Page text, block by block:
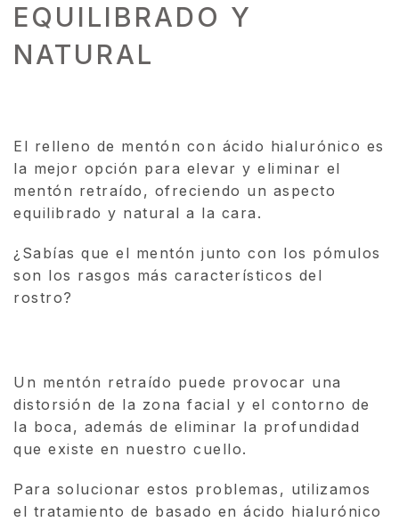
EQUILIBRADO Y
NATURAL
El relleno de mentón con ácido hialurónico es
la mejor opción para elevar y eliminar el
mentón retraído, ofreciendo un aspecto
equilibrado y natural a la cara.
¿Sabías que el mentón junto con los pómulos
son los rasgos más característicos del
rostro?
Un mentón retraído puede provocar una
distorsión de la zona facial y el contorno de
la boca, además de eliminar la profundidad
que existe en nuestro cuello.
Para solucionar estos problemas, utilizamos
el tratamiento de basado en ácido hialurónico